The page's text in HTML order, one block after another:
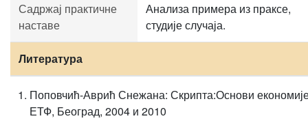
Садржај практичне
наставе
Анализа примера из праксе,
студије случаја.
Литература
Поповчић-Аврић Снежана: Скрипта:Основи
ЕТФ, Београд, 2004 и 2010